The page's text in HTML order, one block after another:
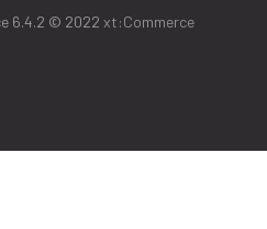
6.4.2 © 2022 xt:Commerce